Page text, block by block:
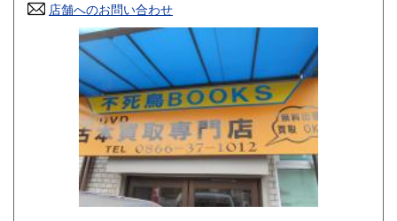
300円 広島県
300円 徳島県
300円 愛媛県
300円 福岡県
300円 長崎県
店舗へのお問い合わせ
不死鳥BOOKSでは、書籍だけでなくCD、DVD、レコード、